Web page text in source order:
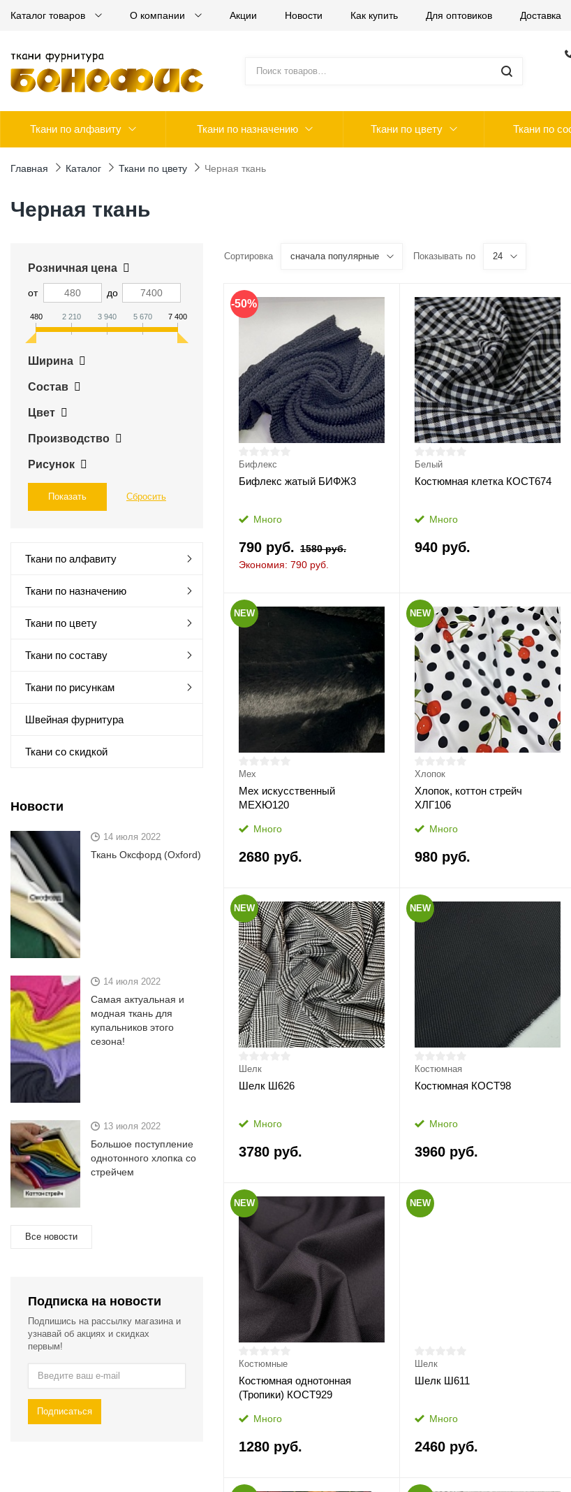
Каталог товаров О компании Акции Новости Как купить Для оптовиков Доставка
Ткани по алфавиту Ткани по назначению Ткани по цвету Ткани по
Главная Каталог Ткани по цвету Черная ткань
Черная ткань
Розничная цена
от до
480 2 210 3 940 5 670 7 400
Ширина
Состав
Цвет
Производство
Рисунок
Ткани по алфавиту
Ткани по назначению
Ткани по цвету
Ткани по составу
Ткани по рисункам
Швейная фурнитура
Ткани со скидкой
Новости
14 июля 2022
Ткань Оксфорд (Oxford)
14 июля 2022
Самая актуальная и
модная ткань для
купальников этого
сезона!
13 июля 2022
Большое поступление
однотонного хлопка со
стрейчем
Все новости
Подписка на новости
Подпишись на рассылку магазина и
узнавай об акциях и скидках
первым!
Подписаться
Сортировка сначала популярные Показывать по 24
-50%
Бифлекс
Бифлекс жатый БИФЖ3
Много
790 руб. 1580 руб.
Экономия: 790 руб.
Белый
Костюмная клетка КОСТ674
Много
940 руб.
NEW
Мех
Мех искусственный
МЕХЮ120
Много
2680 руб.
NEW
Хлопок
Хлопок, коттон стрейч
ХЛГ106
Много
980 руб.
NEW
Шелк
Шелк Ш626
Много
3780 руб.
NEW
Костюмная
Костюмная КОСТ98
Много
3960 руб.
NEW
Костюмные
Костюмная однотонная
(Тропики) КОСТ929
Много
1280 руб.
NEW
Шелк
Шелк Ш611
Много
2460 руб.